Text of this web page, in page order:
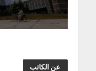
عن الكاتب